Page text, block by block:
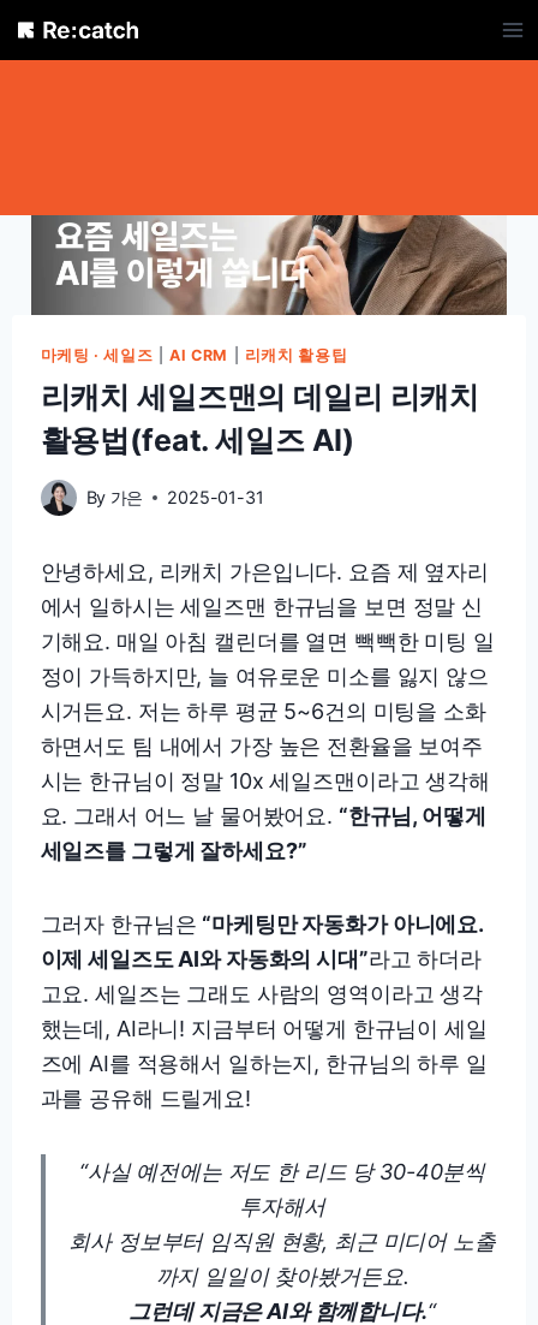
Skip
마케팅 · 세일즈 |AI CRM 리캐치 활용팁
리캐치 세일즈맨의 데일리 리캐치
활용법(feat. 세일즈 AI)
By 가은 2025-01-31
안녕하세요, 리캐치 가은입니다. 요즘 제 옆자리
에서 일하시는 세일즈맨 한규님을 보면 정말 신
기해요. 매일 아침 캘린더를 열면 빽빽한 미팅 일
정이 가득하지만, 늘 여유로운 미소를 잃지 않으
시거든요. 저는 하루 평균 5~6건의 미팅을 소화
하면서도 팀 내에서 가장 높은 전환율을 보여주
시는 한규님이 정말 10x 세일즈맨이라고 생각해
요. 그래서 어느 날 물어봤어요. “한규님, 어떻게
세일즈를 그렇게 잘하세요?”
그러자 한규님은 “마케팅만 자동화가 아니에요.
이제 세일즈도 AI와 자동화의 시대”라고 하더라
고요. 세일즈는 그래도 사람의 영역이라고 생각
했는데, AI라니! 지금부터 어떻게 한규님이 세일
즈에 AI를 적용해서 일하는지, 한규님의 하루 일
과를 공유해 드릴게요!
“사실 예전에는 저도 한 리드 당 30-40분씩
투자해서
회사 정보부터 임직원 현황, 최근 미디어 노출
까지 일일이 찾아봤거든요.
그런데 지금은 AI와 함께합니다.“